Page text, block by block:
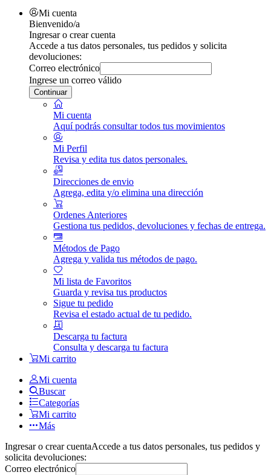
Mi cuenta
Bienvenido/a
Ingresar o crear cuenta
Accede a tus datos personales, tus pedidos y solicita
devoluciones:
Correo electrónico
Ingrese un correo válido
Continuar
Mi cuenta
Aquí podrás consultar todos tus movimientos
Mi Perfil
Revisa y edita tus datos personales.
Direcciones de envio
Agrega, edita y/o elimina una dirección
Ordenes Anteriores
Gestiona tus pedidos, devoluciones y fechas de entrega.
Métodos de Pago
Agrega y valida tus métodos de pago.
Mi lista de Favoritos
Guarda y revisa tus productos
Sigue tu pedido
Revisa el estado actual de tu pedido.
Descarga tu factura
Consulta y descarga tu factura
Mi carrito
Mi cuenta
Buscar
Categorías
Mi carrito
Más
Ingresar o crear cuentaAccede a tus datos personales, tus pedidos y
solicita devoluciones:
Correo electrónico